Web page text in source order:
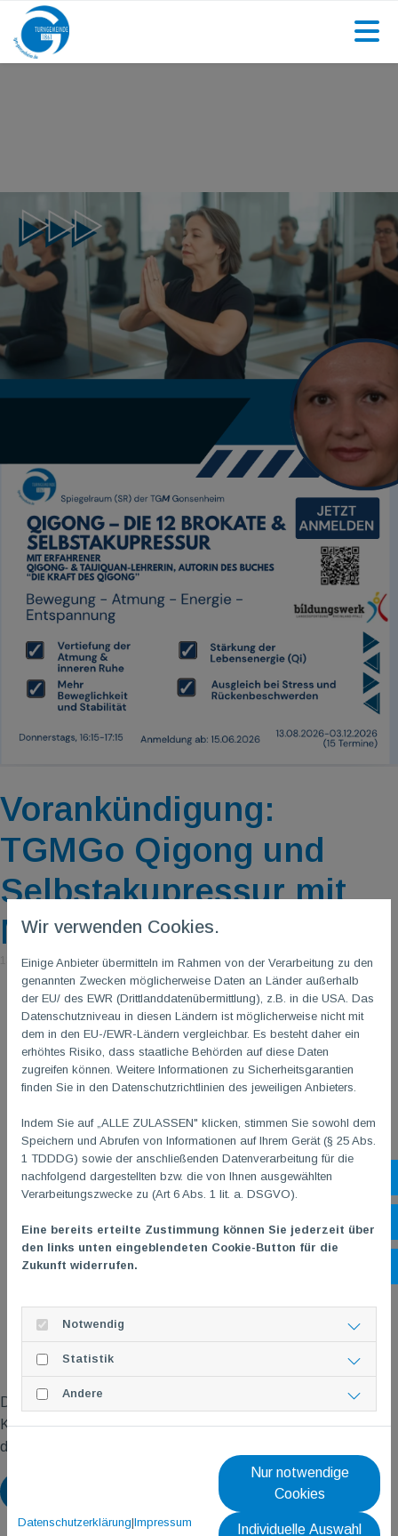
Vorankündigung:
TGMGo Qigong und
Selbstakupressur mit
Midia
13. Juni 2026|von Julia Opheys, Masa & Minja Dobardzijev
Die Online-Anmeldung ist ab dem 15.06.2026 freigeschaltet.
Klicke einfach auf den Flyer oben, um direkt zur Anmeldeseite
des Kurses zu gelangen.
Wir verwenden Cookies.
Einige Anbieter übermitteln im Rahmen von der Verarbeitung zu den
genannten Zwecken möglicherweise Daten an Länder außerhalb
der EU/ des EWR (Drittlanddatenübermittlung), z.B. in die USA. Das
Datenschutzniveau in diesen Ländern ist möglicherweise nicht mit
dem in den EU-/EWR-Ländern vergleichbar. Es besteht daher ein
erhöhtes Risiko, dass staatliche Behörden auf diese Daten
zugreifen können. Weitere Informationen zu Sicherheitsgarantien
finden Sie in den Datenschutzrichtlinien des jeweiligen Anbieters.
Indem Sie auf „ALLE ZULASSEN" klicken, stimmen Sie sowohl dem
Speichern und Abrufen von Informationen auf Ihrem Gerät (§ 25 Abs.
1 TDDDG) sowie der anschließenden Datenverarbeitung für die
nachfolgend dargestellten bzw. die von Ihnen ausgewählten
Verarbeitungszwecke zu (Art 6 Abs. 1 lit. a. DSGVO).
Eine bereits erteilte Zustimmung können Sie jederzeit über
den links unten eingeblendeten Cookie-Button für die
Zukunft widerrufen.
Notwendig
Statistik
Andere
Datenschutzerklärung|Impressum
Nur notwendige
Cookies
Individuelle Auswahl